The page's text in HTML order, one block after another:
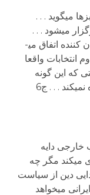
می­گوید . . .
می­شود . . .
انتخابات امروز در موقعیت و وضعیتی نگران کننده اتفاق می­
انتخابات واقعا
که این گونه
عمل می­کند فقط شهروندان خود را مسخره نمی­کند . . . ج6
دایه
می­کند مگر چه
دین از سیاست
می­خواهد